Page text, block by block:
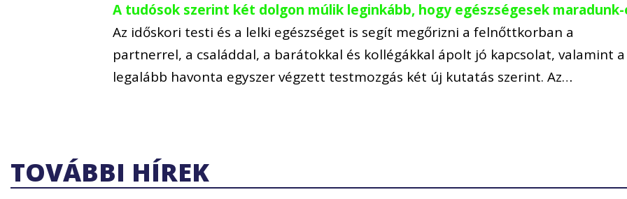
A tudósok szerint két dolgon múlik leginkább, hogy egészségesek
Az időskori testi és a lelki egészséget is segít megőrizni a felnőttkorban a
partnerrel, a családdal, a barátokkal és kollégákkal ápolt jó kapcsolat, valamint a
legalább havonta egyszer végzett testmozgás két új kutatás szerint. Az…
TOVÁBBI HÍREK